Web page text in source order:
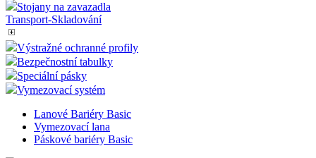
Stojany na zavazadla
Transport-Skladování
Výstražné ochranné profily
Bezpečnostní tabulky
Speciální pásky
Vymezovací systém
Lanové Bariéry Basic
Vymezovací lana
Páskové bariéry Basic